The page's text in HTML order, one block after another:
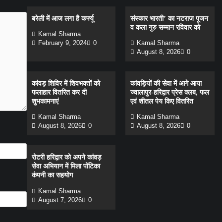
बरेली में आज लगा है कर्फ्यू
Kamal Sharma
February 9, 2024
0
संस्कार भारती’ का नटराज पूजन
व कला गुरु सम्मान रविवार को
Kamal Sharma
August 8, 2026
0
कांवड़ शिविर में शिवभक्तों को
फलाहार वितरित कर दी
शुभकामनाएं
Kamal Sharma
August 8, 2026
0
कांवड़ियों की सेवा में आगे आया
ज्वालापुर-हरिद्वार प्रेस क्लब, फल
एवं शीतल पेय किए वितरित
Kamal Sharma
August 8, 2026
0
रोटरी हरिद्वार को अपने कांवड़
सेवा अभियान में मिला पोंटिका
कंपनी का सहयोग
Kamal Sharma
August 7, 2026
0